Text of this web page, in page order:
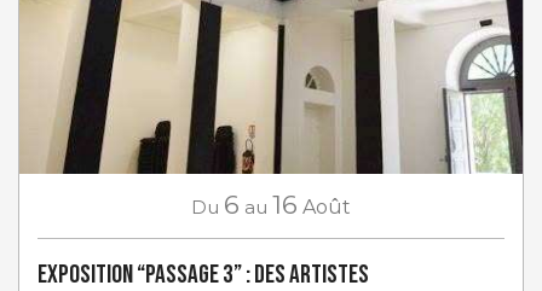
Du 6 au 16 Août
Exposition “Passage 3” : des artistes